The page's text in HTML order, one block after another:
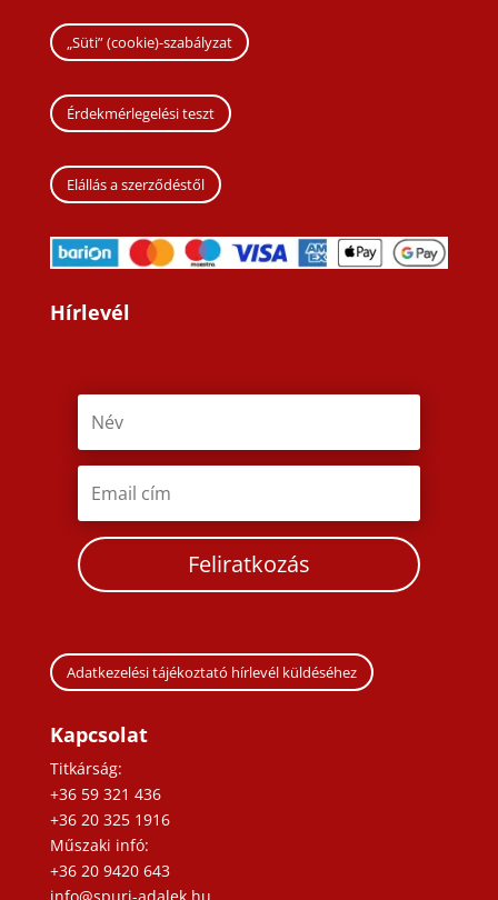
„Süti” (cookie)-szabályzat
Érdekmérlegelési teszt
Elállás a szerződéstől
Hírlevél
Feliratkozás
Adatkezelési tájékoztató hírlevél küldéséhez
Kapcsolat
Titkárság:
+36 59 321 436
+36 20 325 1916
Műszaki infó:
+36 20 9420 643